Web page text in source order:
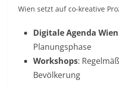
Wien setzt auf co-kreative
Digitale Agenda Wien
Planungsphase
Workshops:
Bevölkerung